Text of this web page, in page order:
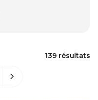
139 résultats